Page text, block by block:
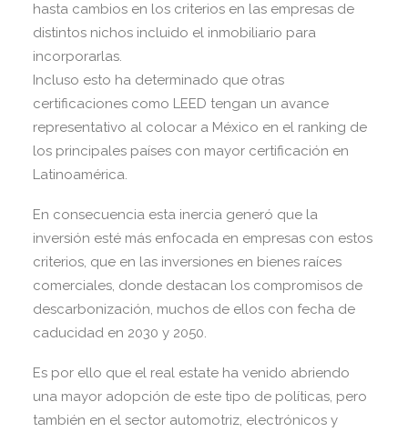
hasta cambios en los criterios en las empresas de
distintos nichos incluido el inmobiliario para
incorporarlas.
Incluso esto ha determinado que otras
certificaciones como LEED tengan un avance
representativo al colocar a México en el ranking de
los principales países con mayor certificación en
Latinoamérica.
En consecuencia esta inercia generó que la
inversión esté más enfocada en empresas con estos
criterios, que en las inversiones en bienes raíces
comerciales, donde destacan los compromisos de
descarbonización, muchos de ellos con fecha de
caducidad en 2030 y 2050.
Es por ello que el real estate ha venido abriendo
una mayor adopción de este tipo de políticas, pero
también en el sector automotriz, electrónicos y